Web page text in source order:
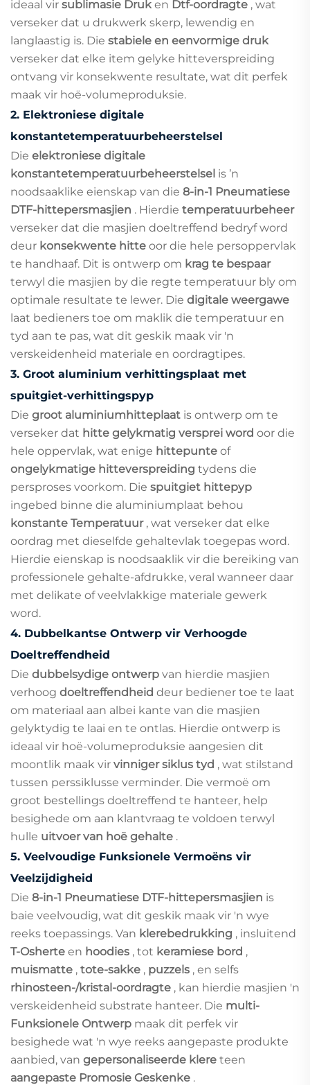
ideaal vir sublimasie Druk en Dtf-oordragte , wat
verseker dat u drukwerk skerp, lewendig en
langlaastig is. Die stabiele en eenvormige druk
verseker dat elke item gelyke hitteverspreiding
ontvang vir konsekwente resultate, wat dit perfek
maak vir hoë-volumeproduksie.
2. Elektroniese digitale
konstantetemperatuurbeheerstelsel
Die elektroniese digitale
konstantetemperatuurbeheerstelsel is ’n
noodsaaklike eienskap van die 8-in-1 Pneumatiese
DTF-hittepersmasjien . Hierdie temperatuurbeheer
verseker dat die masjien doeltreffend bedryf word
deur konsekwente hitte oor die hele persoppervlak
te handhaaf. Dit is ontwerp om krag te bespaar
terwyl die masjien by die regte temperatuur bly om
optimale resultate te lewer. Die digitale weergawe
laat bedieners toe om maklik die temperatuur en
tyd aan te pas, wat dit geskik maak vir 'n
verskeidenheid materiale en oordragtipes.
3. Groot aluminium verhittingsplaat met
spuitgiet-verhittingspyp
Die groot aluminiumhitteplaat is ontwerp om te
verseker dat hitte gelykmatig versprei word oor die
hele oppervlak, wat enige hittepunte of
ongelykmatige hitteverspreiding tydens die
persproses voorkom. Die spuitgiet hittepyp
ingebed binne die aluminiumplaat behou
konstante Temperatuur , wat verseker dat elke
oordrag met dieselfde gehaltevlak toegepas word.
Hierdie eienskap is noodsaaklik vir die bereiking van
professionele gehalte-afdrukke, veral wanneer daar
met delikate of veelvlakkige materiale gewerk
word.
4. Dubbelkantse Ontwerp vir Verhoogde
Doeltreffendheid
Die dubbelsydige ontwerp van hierdie masjien
verhoog doeltreffendheid deur bediener toe te laat
om materiaal aan albei kante van die masjien
gelyktydig te laai en te ontlas. Hierdie ontwerp is
ideaal vir hoë-volumeproduksie aangesien dit
moontlik maak vir vinniger siklus tyd , wat stilstand
tussen perssiklusse verminder. Die vermoë om
groot bestellings doeltreffend te hanteer, help
besighede om aan klantvraag te voldoen terwyl
hulle uitvoer van hoë gehalte .
5. Veelvoudige Funksionele Vermoëns vir
Veelzijdigheid
Die 8-in-1 Pneumatiese DTF-hittepersmasjien is
baie veelvoudig, wat dit geskik maak vir 'n wye
reeks toepassings. Van klerebedrukking , insluitend
T-Osherte en hoodies , tot keramiese bord ,
muismatte , tote-sakke , puzzels , en selfs
rhinosteen-/kristal-oordragte , kan hierdie masjien 'n
verskeidenheid substrate hanteer. Die multi-
Funksionele Ontwerp maak dit perfek vir
besighede wat 'n wye reeks aangepaste produkte
aanbied, van gepersonaliseerde klere teen
aangepaste Promosie Geskenke .